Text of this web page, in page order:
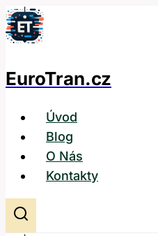
Přeskočit
na
EuroTran.cz
Úvod
Blog
O Nás
Kontakty